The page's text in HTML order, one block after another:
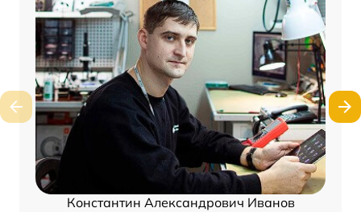
Константин Александрович Иванов